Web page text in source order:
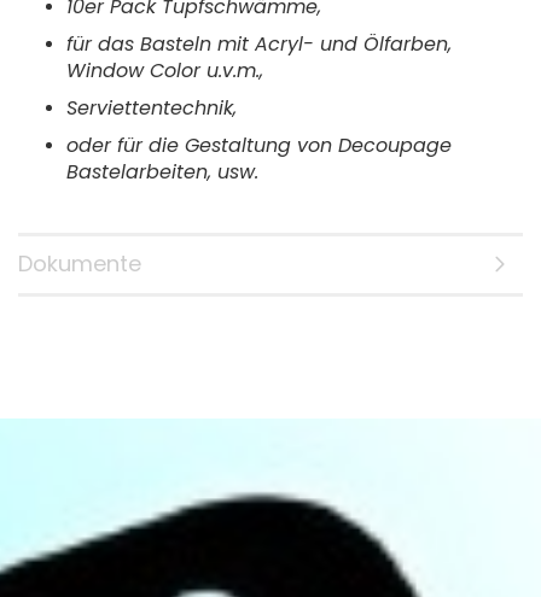
10er Pack Tupfschwämme,
für das Basteln mit Acryl- und Ölfarben,
Window Color u.v.m.,
Serviettentechnik,
oder für die Gestaltung von Decoupage
Bastelarbeiten, usw.
Dokumente